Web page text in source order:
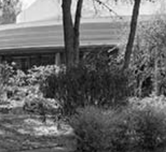
d'ateliers
vidéo